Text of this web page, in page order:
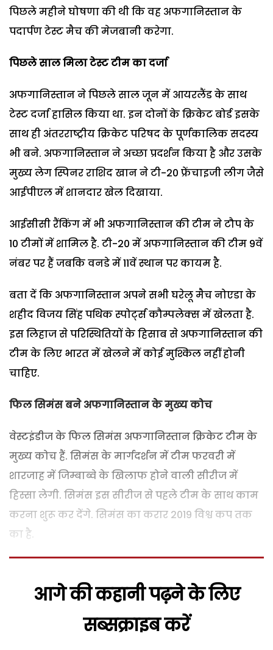
पिछले महीने घोषणा की थी कि वह अफगानिस्तान के
पदार्पण टेस्ट मैच की मेजबानी करेगा.
पिछले साल मिला टेस्ट टीम का दर्जा
अफगानिस्तान ने पिछले साल जून में आयरलैंड के साथ
टेस्ट दर्जा हासिल किया था. इन दोनों के क्रिकेट बोर्ड इसके
साथ ही अंतरराष्ट्रीय क्रिकेट परिषद के पूर्णकालिक सदस्य
भी बने. अफगानिस्तान ने अच्छा प्रदर्शन किया है और उसके
मुख्य लेग स्पिनर राशिद खान ने टी-20 फ्रेंचाइजी लीग जैसे
आईपीएल में शानदार खेल दिखाया.
आईसीसी रैंकिंग में भी अफगानिस्तान की टीम ने टौप के
10 टीमों में शामिल है. टी-20 में अफगानिस्तान की टीम 9वें
नंबर पर हैं जबकि वनडे में 11वें स्थान पर कायम है.
बता दें कि अफगानिस्तान अपने सभी घरेलू मैच नोएडा के
शहीद विजय सिंह पथिक स्पोर्ट्स कौम्पलेक्स में खेलता है.
इस लिहाज से परिस्थितियों के हिसाब से अफगानिस्तान की
टीम के लिए भारत में खेलने में कोई मुश्किल नहीं होनी
चाहिए.
फिल सिमंस बने अफगानिस्तान के मुख्य कोच
वेस्टइंडीज के फिल सिमंस अफगानिस्तान क्रिकेट टीम के
मुख्य कोच हैं. सिमंस के मार्गदर्शन में टीम फरवरी में
शारजाह में जिम्बाब्वे के खिलाफ होने वाली सीरीज में
हिस्सा लेगी. सिमंस इस सीरीज से पहले टीम के साथ काम
करना शुरू कर देंगे. सिमंस का करार 2019 विश्व कप तक
का है.
आगे की कहानी पढ़ने के लिए
सब्सक्राइब करें